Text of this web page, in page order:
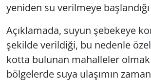
yeniden su verilmeye
Açıklamada, suyun şebekeye
şekilde verildiği, bu nedenle
kotta bulunan mahalleler olmak
bölgelerde suya ulaşımın